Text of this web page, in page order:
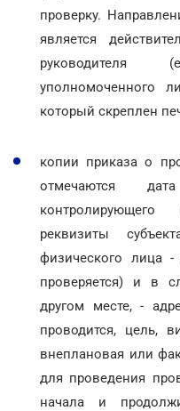
проверку.
является
руководителя
уполномоченного
который скреплен
копии приказа о
отмечаются
реквизиты
физического лица -
проверяется) и в
другом месте, -
проводится, цель,
внеплановая или
для проведения
начала и